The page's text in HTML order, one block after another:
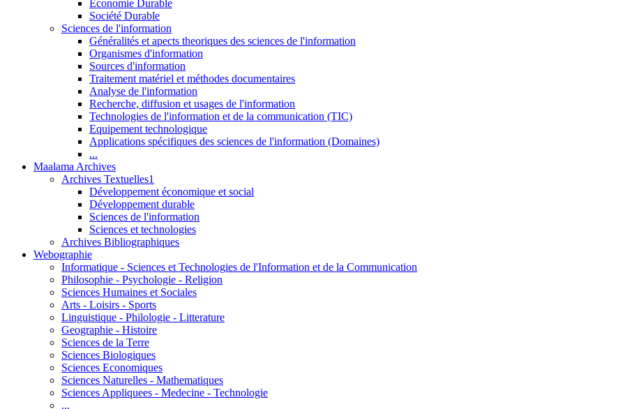
Economie Durable
Société Durable
Sciences de l'information
Généralités et apects theoriques des sciences de l'information
Organismes d'information
Sources d'information
Traitement matériel et méthodes documentaires
Analyse de l'information
Recherche, diffusion et usages de l'information
Technologies de l'information et de la communication (TIC)
Equipement technologique
Applications spécifiques des sciences de l'information (Domaines)
...
Maalama Archives
Archives Textuelles1
Développement économique et social
Développement durable
Sciences de l'information
Sciences et technologies
Archives Bibliographiques
Webographie
Informatique - Sciences et Technologies de l'Information et de la Communication
Philosophie - Psychologie - Religion
Sciences Humaines et Sociales
Arts - Loisirs - Sports
Linguistique - Philologie - Litterature
Geographie - Histoire
Sciences de la Terre
Sciences Biologiques
Sciences Economiques
Sciences Naturelles - Mathematiques
Sciences Appliquees - Medecine - Technologie
...